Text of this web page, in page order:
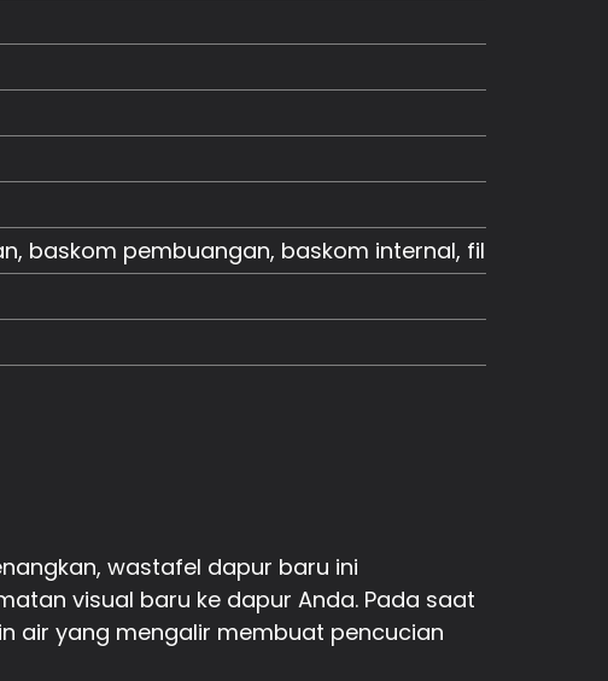
baskom pembuangan, baskom internal, filter, keran.
wastafel dapur baru ini
visual baru ke dapur Anda. Pada saat
air yang mengalir membuat pencucian